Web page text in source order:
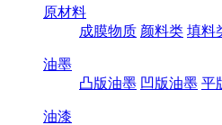
原材料
成膜物质 颜料类 填料
油墨
凸版油墨 凹版油墨 平
油漆